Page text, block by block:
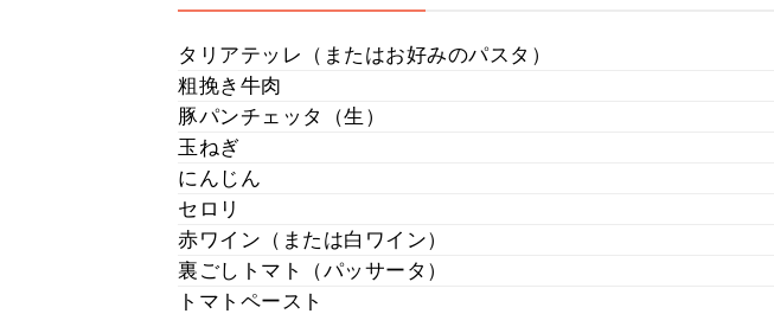
タリアテッレ（またはお好みのパスタ）
粗挽き牛肉
豚パンチェッタ（生）
玉ねぎ
にんじん
セロリ
赤ワイン（または白ワイン）
裏ごしトマト（パッサータ）
トマトペースト